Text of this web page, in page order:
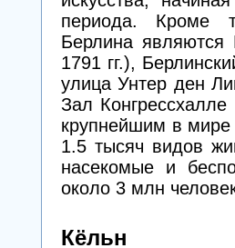
периода. Кроме
Берлина являются
1791 гг.),
улица Унтер ден
Зал
крупнейшим в мире
1.5 тысяч видов
насекомые и
около 3 млн
Кёльн